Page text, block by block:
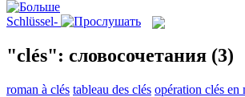
Schlüssel-
"clés": словосочетания (3)
roman à clés tableau des clés opération clés en